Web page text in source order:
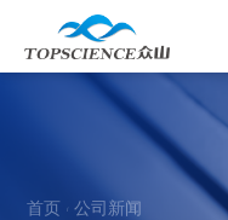
首页 / 公司新闻